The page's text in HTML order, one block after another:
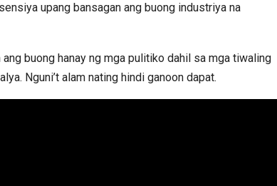
upang bansagan ang buong industriya na
buong hanay ng mga pulitiko dahil sa mga tiwaling
Nguni’t alam nating hindi ganoon dapat.